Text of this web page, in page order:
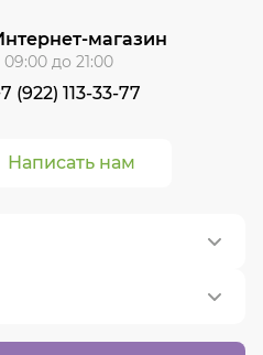
Написать нам
магазин
09:00 до 21:00
(922) 113-33-77